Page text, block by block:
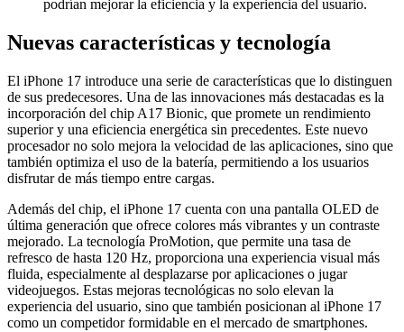
podrían mejorar la eficiencia y la experiencia del usuario.
Nuevas características y tecnología
El iPhone 17 introduce una serie de características que lo distinguen
de sus predecesores. Una de las innovaciones más destacadas es la
incorporación del chip A17 Bionic, que promete un rendimiento
superior y una eficiencia energética sin precedentes. Este nuevo
procesador no solo mejora la velocidad de las aplicaciones, sino que
también optimiza el uso de la batería, permitiendo a los usuarios
disfrutar de más tiempo entre cargas.
Además del chip, el iPhone 17 cuenta con una pantalla OLED de
última generación que ofrece colores más vibrantes y un contraste
mejorado. La tecnología ProMotion, que permite una tasa de
refresco de hasta 120 Hz, proporciona una experiencia visual más
fluida, especialmente al desplazarse por aplicaciones o jugar
videojuegos. Estas mejoras tecnológicas no solo elevan la
experiencia del usuario, sino que también posicionan al iPhone 17
como un competidor formidable en el mercado de smartphones.